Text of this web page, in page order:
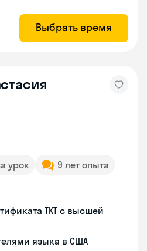
Выбрать время
урок
9 лет опыта
TKT с высшей
языка в США